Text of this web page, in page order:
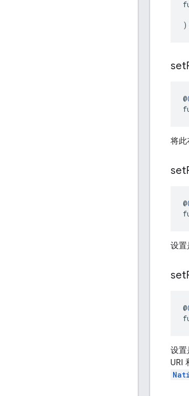
set
@
将此
set
@
设置
set
@
设置
URI